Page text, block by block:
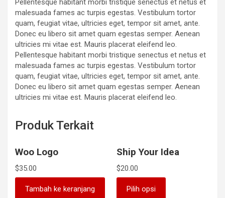
Pellentesque habitant morbi tristique senectus et netus et
malesuada fames ac turpis egestas. Vestibulum tortor
quam, feugiat vitae, ultricies eget, tempor sit amet, ante.
Donec eu libero sit amet quam egestas semper. Aenean
ultricies mi vitae est. Mauris placerat eleifend leo.
Pellentesque habitant morbi tristique senectus et netus et
malesuada fames ac turpis egestas. Vestibulum tortor
quam, feugiat vitae, ultricies eget, tempor sit amet, ante.
Donec eu libero sit amet quam egestas semper. Aenean
ultricies mi vitae est. Mauris placerat eleifend leo.
Produk Terkait
Woo Logo
$35.00
Tambah ke keranjang
Ship Your Idea
$20.00
Pilih opsi